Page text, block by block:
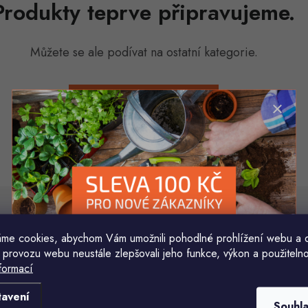
cookies, abychom Vám umožnili pohodlné prohlížení webu a
webu neustále zlepšovali jeho funkce, výkon a
teprve připravujeme.
Můžete se ale podívat na ostatní kategorie.
ZPĚT DO OBCHODU
e-mail E-mail
podmínkami